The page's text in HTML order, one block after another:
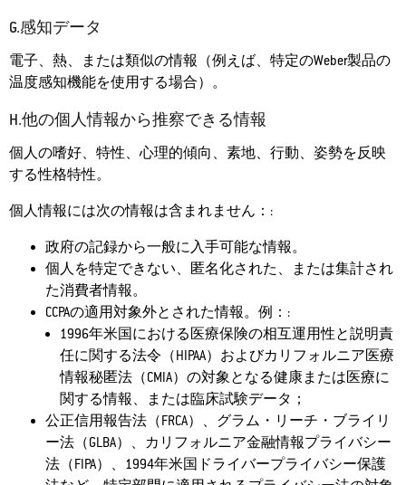
G.感知データ
電子、熱、または類似の情報（例えば、特定のWeber製品の
温度感知機能を使用する場合）。
H.他の個人情報から推察できる情報
個人の嗜好、特性、心理的傾向、素地、行動、姿勢を反映
する性格特性。
個人情報には次の情報は含まれません：:
政府の記録から一般に入手可能な情報。
個人を特定できない、匿名化された、または集計され
た消費者情報。
CCPAの適用対象外とされた情報。例：:
1996年米国における医療保険の相互運用性と説明責
任に関する法令（HIPAA）およびカリフォルニア医療
情報秘匿法（CMIA）の対象となる健康または医療に
関する情報、または臨床試験データ；
公正信用報告法（FRCA）、グラム・リーチ・ブライリ
ー法（GLBA）、カリフォルニア金融情報プライバシー
法（FIPA）、1994年米国ドライバープライバシー保護